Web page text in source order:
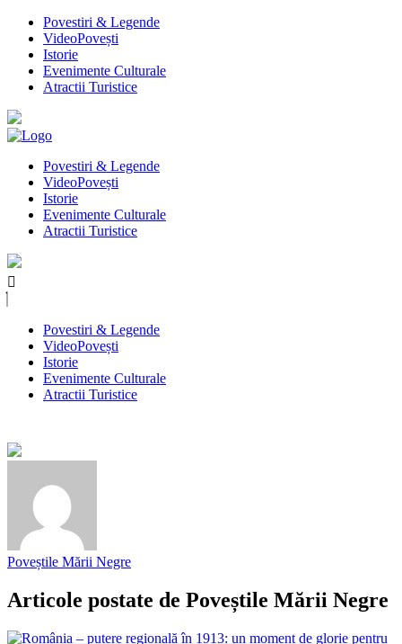
Povestiri & Legende
VideoPovești
Istorie
Evenimente Culturale
Atractii Turistice
Povestiri & Legende
VideoPovești
Istorie
Evenimente Culturale
Atractii Turistice
Povestiri & Legende
VideoPovești
Istorie
Evenimente Culturale
Atractii Turistice
Poveștile Mării Negre
Articole postate de Poveștile Mării Negre